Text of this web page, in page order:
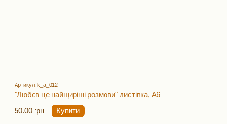
Артикул: k_a_012
"Любов це найщиріші розмови" листівка, А6
50.00 грн
Купити